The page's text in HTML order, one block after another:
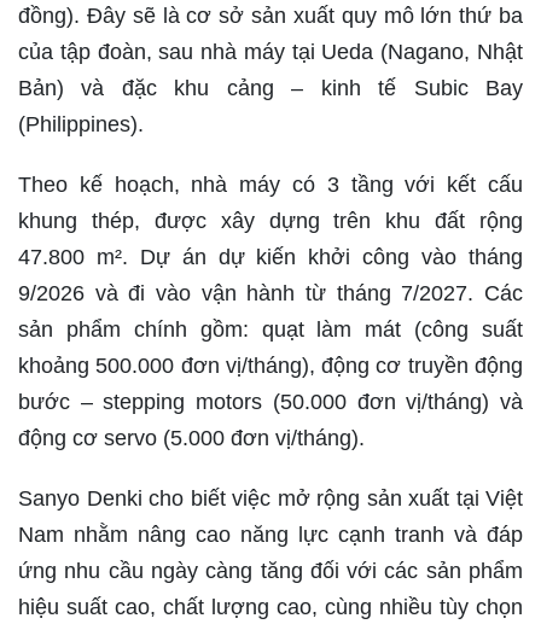
đồng). Đây sẽ là cơ sở sản xuất quy mô lớn thứ ba
của tập đoàn, sau nhà máy tại Ueda (Nagano, Nhật
Bản) và đặc khu cảng – kinh tế Subic Bay
(Philippines).
Theo kế hoạch, nhà máy có 3 tầng với kết cấu
khung thép, được xây dựng trên khu đất rộng
47.800 m². Dự án dự kiến khởi công vào tháng
9/2026 và đi vào vận hành từ tháng 7/2027. Các
sản phẩm chính gồm: quạt làm mát (công suất
khoảng 500.000 đơn vị/tháng), động cơ truyền động
bước – stepping motors (50.000 đơn vị/tháng) và
động cơ servo (5.000 đơn vị/tháng).
Sanyo Denki cho biết việc mở rộng sản xuất tại Việt
Nam nhằm nâng cao năng lực cạnh tranh và đáp
ứng nhu cầu ngày càng tăng đối với các sản phẩm
hiệu suất cao, chất lượng cao, cùng nhiều tùy chọn